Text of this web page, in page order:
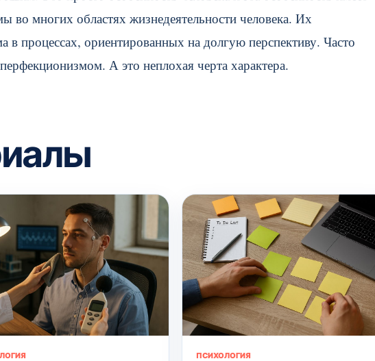
во многих областях жизнедеятельности человека. Их
в процессах, ориентированных на долгую перспективу. Часто
А это неплохая черта характера.
ПСИХОЛОГИЯ